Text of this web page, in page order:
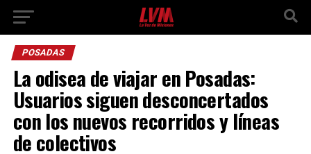
POSADAS
La odisea de viajar en Posadas:
Usuarios siguen desconcertados
con los nuevos recorridos y líneas
de colectivos